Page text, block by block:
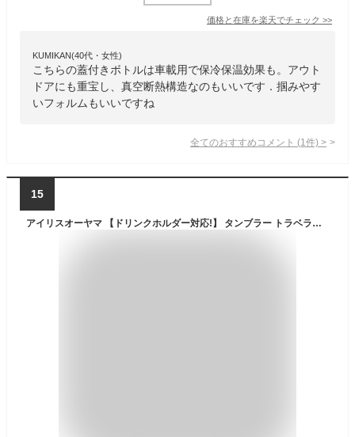
価格と在庫を楽天でチェック >>
KUMIKAN(40代・女性)
こちらの蓋付きボトルは車載用で保冷保温効果も。アウト
ドアにも重宝し、真空断熱構造なのもいいです．掴みやす
いフォルムもいいですね
全てのおすすめコメント (1 件) >
15
アイリスオーヤマ 【ドリンクホルダー対応!】 タンブラー トラベラーリッド付き 470ml ブラック 斜めにしてもこぼれないカフェ風ふた付き 運転中や持ち歩きにも安心 手にフィットするスリムタイプ 真空断熱 滑らかな口当たり設計 コンビニマグ 保温78℃以上,保冷6℃以下が1時間続く カフェデイズ CafeDays おしゃれ かわいい シンプルデザイン NCD-TLT470